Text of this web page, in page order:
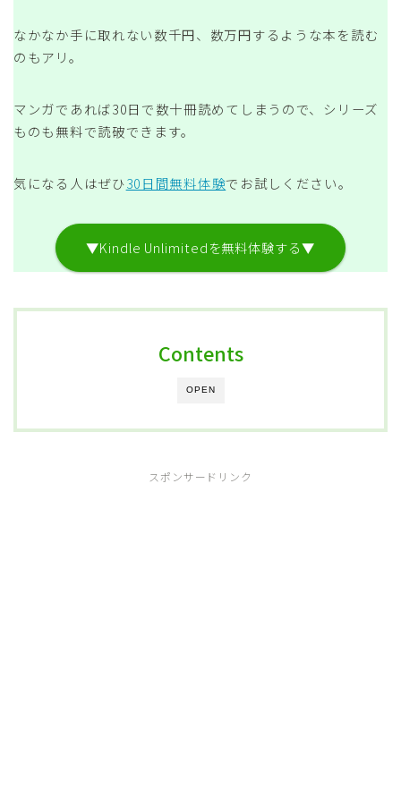
なかなか手に取れない数千円、数万円するような本を読む
のもアリ。
マンガであれば30日で数十冊読めてしまうので、シリーズ
ものも無料で読破できます。
気になる人はぜひ30日間無料体験でお試しください。
▼Kindle Unlimitedを無料体験する▼
OPEN
Contents
スポンサードリンク